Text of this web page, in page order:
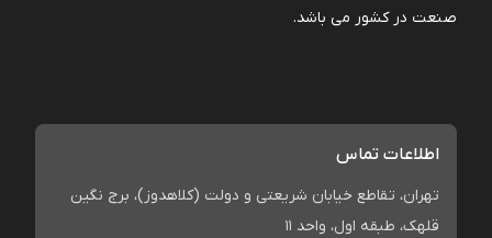
صنعت در کشور می باشد.
اطلاعات تماس
تهران، تقاطع خیابان شریعتی و دولت (کلاهدوز)، برج نگین
قلهک، طبقه اول، واحد 11